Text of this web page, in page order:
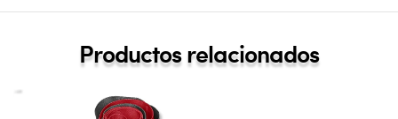
Productos relacionados